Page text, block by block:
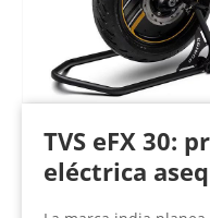
TVS eFX 30:
eléctrica